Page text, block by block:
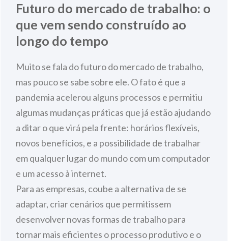
Futuro do mercado de trabalho: o
que vem sendo construído ao
longo do tempo
Muito se fala do futuro do mercado de trabalho,
mas pouco se sabe sobre ele. O fato é que a
pandemia acelerou alguns processos e permitiu
algumas mudanças práticas que já estão ajudando
a ditar o que virá pela frente: horários flexíveis,
novos benefícios, e a possibilidade de trabalhar
em qualquer lugar do mundo com um computador
e um acesso à internet.
Para as empresas, coube a alternativa de se
adaptar, criar cenários que permitissem
desenvolver novas formas de trabalho para
tornar mais eficientes o processo produtivo e o